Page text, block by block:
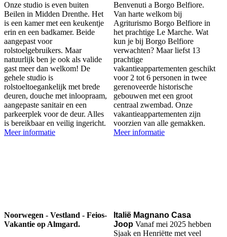
Onze studio is even buiten
Beilen in Midden Drenthe. Het
is een kamer met een keukentje
erin en een badkamer. Beide
aangepast voor
rolstoelgebruikers. Maar
natuurlijk ben je ook als valide
gast meer dan welkom! De
gehele studio is
rolstoeltoegankelijk met brede
deuren, douche met inloopraam,
aangepaste sanitair en een
parkeerplek voor de deur. Alles
is bereikbaar en veilig ingericht.
Meer informatie
Benvenuti a Borgo Belfiore.
Van harte welkom bij
Agriturismo Borgo Belfiore in
het prachtige Le Marche. Wat
kun je bij Borgo Belfiore
verwachten? Maar liefst 13
prachtige
vakantieappartementen geschikt
voor 2 tot 6 personen in twee
gerenoveerde historische
gebouwen met een groot
centraal zwembad. Onze
vakantieappartementen zijn
voorzien van alle gemakken.
Meer informatie
Noorwegen - Vestland - Feios-
Vakantie op Almgard.
Italië Magnano Casa
Joop Vanaf mei 2025 hebben
Sjaak en Henriëtte met veel